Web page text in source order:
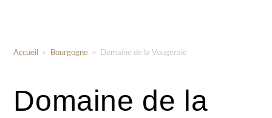
Accueil > Bourgogne > Domaine de la Vougeraie
Domaine de la